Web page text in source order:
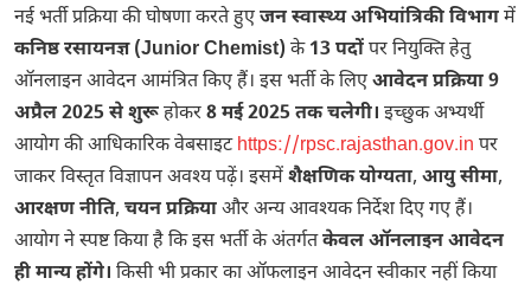
नई भर्ती प्रक्रिया की घोषणा करते हुएजन स्वास्थ्य अभियांत्रिकी विभागमें
कनिष्ठ रसायनज्ञ (Junior Chemist) के13 पदोंपर नियुक्ति हेतु
ऑनलाइन आवेदन आमंत्रित किए हैं। इस भर्ती के लिएआवेदन प्रक्रिया 9
अप्रैल 2025 से शुरूहोकर8 मई 2025 तक चलेगी। इच्छुक अभ्यर्थी
आयोग की आधिकारिक वेबसाइटhttps://rpsc.rajasthan.gov.in पर
जाकर विस्तृत विज्ञापन अवश्य पढ़ें। इसमेंशैक्षणिक योग्यता, आयु सीमा,
आरक्षण नीति, चयन प्रक्रियाऔर अन्य आवश्यक निर्देश दिए गए हैं।
आयोग ने स्पष्ट किया है कि इस भर्ती के अंतर्गतकेवल ऑनलाइन आवेदन
ही मान्य होंगे। किसी भी प्रकार का ऑफलाइन आवेदन स्वीकार नहीं किया